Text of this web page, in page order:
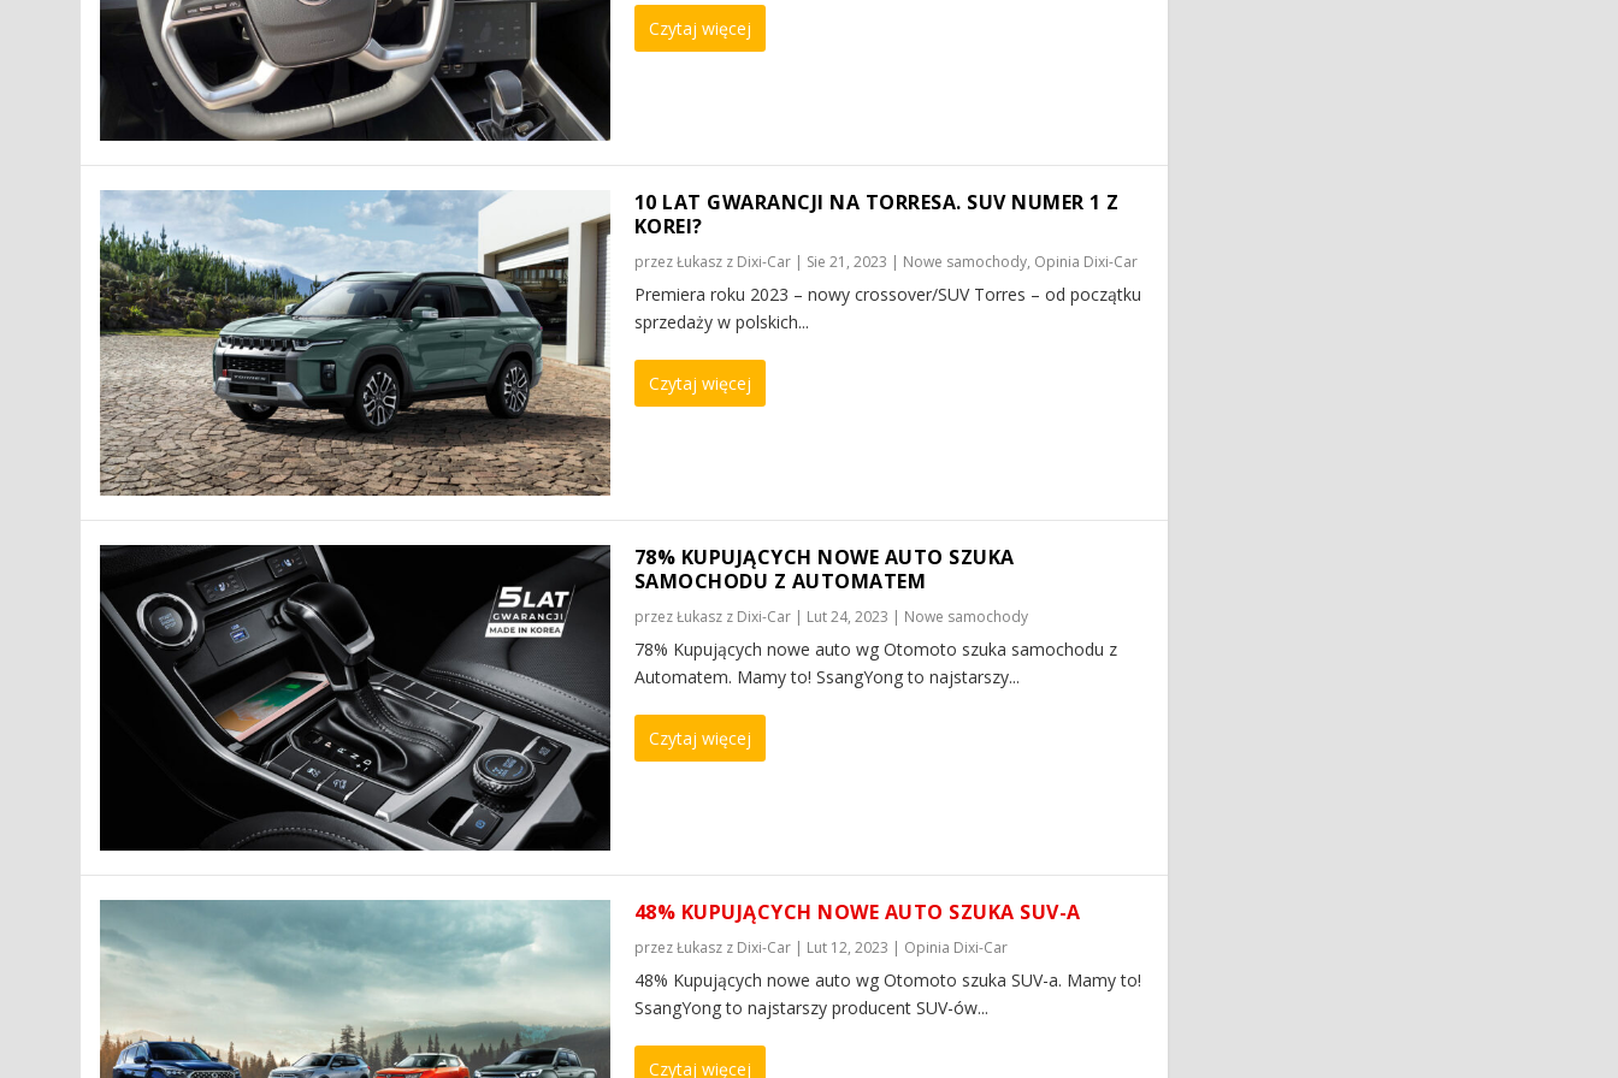
Czytaj więcej
10 LAT GWARANCJI NA TORRESA. SUV NUMER 1 Z
KOREI?
przezŁukasz z Dixi-Car| Sie 21, 2023 | Nowe samochody, Opinia Dixi-Car
Premiera roku 2023 – nowy crossover/SUV Torres – od początku
sprzedaży w polskich...
Czytaj więcej
78% KUPUJĄCYCH NOWE AUTO SZUKA
SAMOCHODU Z AUTOMATEM
przezŁukasz z Dixi-Car| Lut 24, 2023 | Nowe samochody
78% Kupujących nowe auto wg Otomoto szuka samochodu z
Automatem. Mamy to! SsangYong to najstarszy...
Czytaj więcej
48% KUPUJĄCYCH NOWE AUTO SZUKA SUV-A
przezŁukasz z Dixi-Car| Lut 12, 2023 | Opinia Dixi-Car
48% Kupujących nowe auto wg Otomoto szuka SUV-a. Mamy to!
SsangYong to najstarszy producent SUV-ów...
Czytaj więcej